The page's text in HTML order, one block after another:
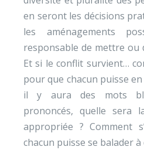
en seront les décisions
les aménagements
responsable de mettre ou
Et si le conflit survient…
pour que chacun puisse
il y aura des mots
prononcés, quelle sera
appropriée ? Comment
chacun puisse se balader à